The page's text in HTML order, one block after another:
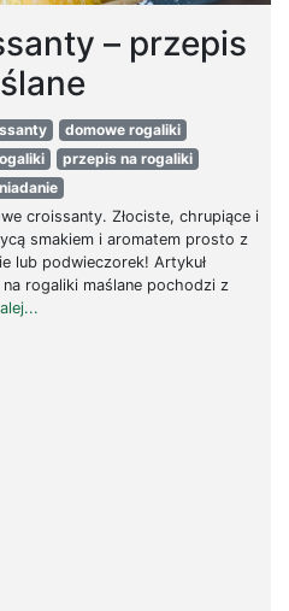
– przepis
domowe rogaliki
przepis na rogaliki
croissanty. Złociste, chrupiące i
smakiem i aromatem prosto z
lub podwieczorek! Artykuł
rogaliki maślane pochodzi z